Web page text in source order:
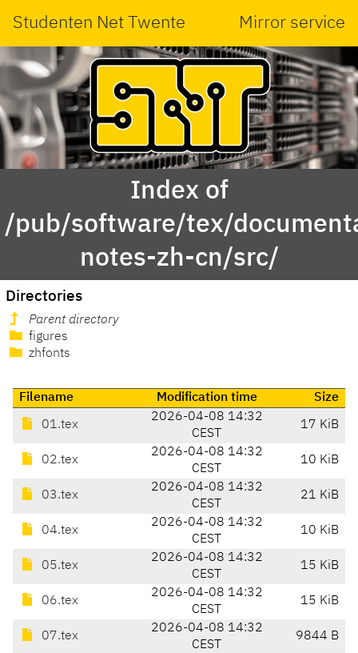
Studenten Net Twente Mirror service
Index of
/pub/software/tex/
notes-zh-cn/src/
Directories
Parent directory
figures
zhfonts
Filename Modification time Size
01.tex
2026-04-08 14:32
CEST
17 KiB
02.tex
2026-04-08 14:32
CEST
10 KiB
03.tex
2026-04-08 14:32
CEST
21 KiB
04.tex
2026-04-08 14:32
CEST
10 KiB
05.tex
2026-04-08 14:32
CEST
15 KiB
06.tex
2026-04-08 14:32
CEST
15 KiB
07.tex
2026-04-08 14:32
CEST
9844 B